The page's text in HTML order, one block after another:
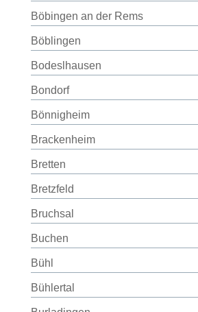
Böbingen an der Rems
Böblingen
Bodeslhausen
Bondorf
Bönnigheim
Brackenheim
Bretten
Bretzfeld
Bruchsal
Buchen
Bühl
Bühlertal